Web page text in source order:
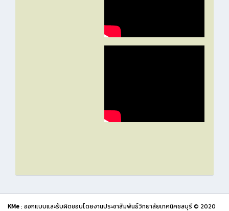
KMe: ออกแบบและรับผิดชอบโดยงานประชาสัมพันธ์วิทยาลัยเทคนิคชลบุรี © 2020